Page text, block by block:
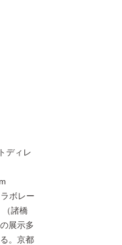
ディレ
ボレー
諸橋
展示多
。京都